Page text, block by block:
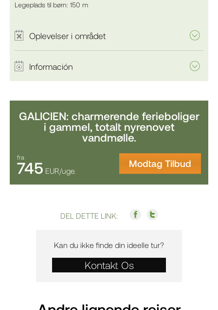
Legeplads til børn: 150 m
Oplevelser i området
Información
GALICIEN: charmerende ferieboliger
i gammel, totalt nyrenovet
vandmølle.
fra
745 EUR/uge.
Modtag Tilbud
DEL DETTE LINK:
Kan du ikke finde din ideelle tur?
Kontakt Os